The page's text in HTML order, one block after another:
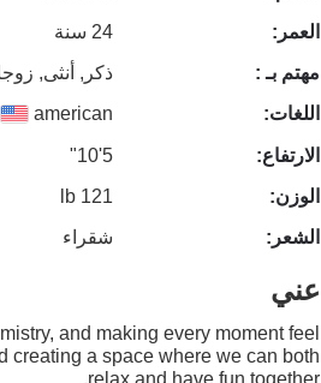
العمر:
24 سنة
مهتم بـ :
ذكر, أنثى,
اللغات:
american
الارتفاع:
5'10"
الوزن:
121 lb
الشعر:
شقراء
عني
and making every moment feel
creating a space where we can both
relax and have fun together.